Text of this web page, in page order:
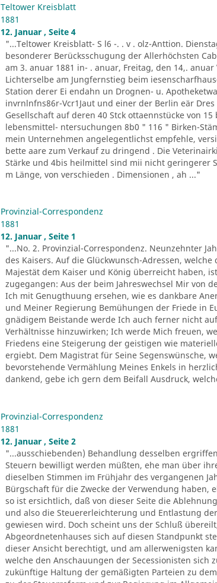
Teltower Kreisblatt
1881
12. Januar , Seite 4
"...Teltower Kreisblatt- S l6 -. . v . olz-Anttion.
besonderer Berücksschugung der Allerhöchsten
am 3. anuar 1881 in- . anuar, Freitag, den 14,.
Lichterselbe am Jungfernstieg beim
Station derer Ei endahn un Drognen- u.
invrnlnfns86r-Vcr1Jaut und einer der Berlin eär
Gesellschaft auf deren 40 Stck ottaennstücke von
lebensmittel- ntersuchungen 8b0 " 116 " Birken-
mein Unternehmen angelegentlichst empfehle,
bette aare zum Verkauf zu dringend . Die
Stärke und 4bis heilmittel sind mii nicht geringerer
m Länge, von verschieden . Dimensionen , ah ..."
Provinzial-Correspondenz
1881
12. Januar , Seite 1
"...No. 2. Provinzial-Correspondenz. Neunzehnter
des Kaisers. Auf die Glückwunsch-Adressen,
Majestät dem Kaiser und König überreicht haben,
zugegangen: Aus der beim Jahreswechsel Mir von
Ich mit Genugthuung ersehen, wie es dankbare
und Meiner Regierung Bemühungen der Friede in
gnädigem Beistande werde Ich auch ferner nicht
Verhältnisse hinzuwirken; Ich werde Mich freuen,
Friedens eine Steigerung der geistigen wie
ergiebt. Dem Magistrat für Seine Segenswünsche,
bevorstehende Vermählung Meines Enkels in
dankend, gebe ich gern dem Beifall Ausdruck,
Provinzial-Correspondenz
1881
12. Januar , Seite 2
"...ausschiebenden) Behandlung desselben
Steuern bewilligt werden müßten, ehe man über
dieselben Stimmen im Frühjahr des vergangenen
Bürgschaft für die Zwecke der Verwendung haben,
so ist ersichtlich, daß von dieser Seite die
und also die Steuererleichterung und Entlastung
gewiesen wird. Doch scheint uns der Schluß
Abgeordnetenhauses sich auf diesen Standpunkt
dieser Ansicht berechtigt, und am allerwenigsten
welche den Anschauungen der Secessionisten sich
zukünftige Haltung der gemäßigten Parteien zu